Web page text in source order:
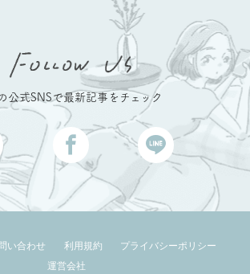
公式SNSで最新記事をチェック
い合わせ 利用規約
プライバシーポリシー
運営会社